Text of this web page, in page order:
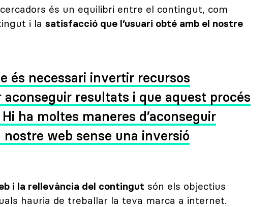
és un equilibri entre el contingut, com
i la satisfacció que l’usuari obté amb el nostre
és necessari invertir recursos
resultats i que aquest procés
ha moltes maneres d’aconseguir
web sense una inversió
i la rellevància del contingut són els objectius
hauria de treballar la teva marca a internet.